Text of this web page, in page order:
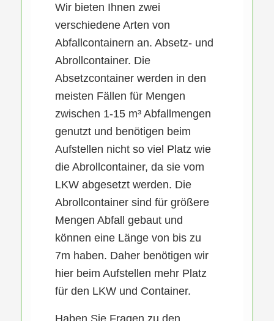
Wir bieten Ihnen zwei
verschiedene Arten von
Abfallcontainern an. Absetz- und
Abrollcontainer. Die
Absetzcontainer werden in den
meisten Fällen für Mengen
zwischen 1-15 m³ Abfallmengen
genutzt und benötigen beim
Aufstellen nicht so viel Platz wie
die Abrollcontainer, da sie vom
LKW abgesetzt werden. Die
Abrollcontainer sind für größere
Mengen Abfall gebaut und
können eine Länge von bis zu
7m haben. Daher benötigen wir
hier beim Aufstellen mehr Platz
für den LKW und Container.
Haben Sie Fragen zu den